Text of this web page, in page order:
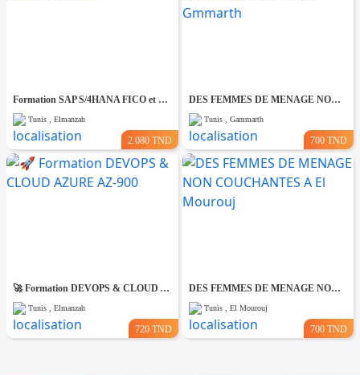
Formation SAP S/4HANA FICO et MM-SD
Tunis , Elmanzah
2.080 TND
DES FEMMES DE MENAGE NON COUCHANTES A Gmmarth
Tunis , Gammarth
700 TND
🚀 Formation DEVOPS & CLOUD AZURE AZ-900
Tunis , Elmanzah
720 TND
DES FEMMES DE MENAGE NON COUCHANTES A El Mourouj
Tunis , El Mourouj
700 TND